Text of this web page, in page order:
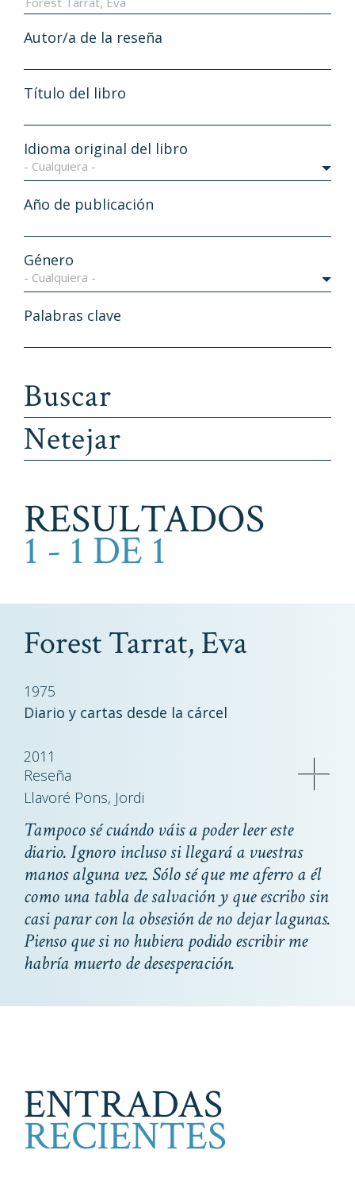
Autor/a de la reseña
Título del libro
Idioma original del libro
- Cualquiera -
Año de publicación
Género
- Cualquiera -
Palabras clave
RESULTADOS
1 - 1 DE 1
Forest Tarrat, Eva
1975
Diario y cartas desde la cárcel
2011
Reseña
Llavoré Pons, Jordi
Tampoco sé cuándo váis a poder leer este
diario. Ignoro incluso si llegará a vuestras
manos alguna vez. Sólo sé que me aferro a él
como una tabla de salvación y que escribo sin
casi parar con la obsesión de no dejar lagunas.
Pienso que si no hubiera podido escribir me
habría muerto de desesperación.
ENTRADAS
RECIENTES